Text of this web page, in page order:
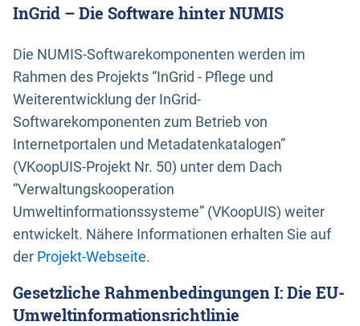
InGrid – Die Software hinter NUMIS
Die NUMIS-Softwarekomponenten werden im
Rahmen des Projekts “InGrid - Pflege und
Weiterentwicklung der InGrid-
Softwarekomponenten zum Betrieb von
Internetportalen und Metadatenkatalogen”
(VKoopUIS-Projekt Nr. 50) unter dem Dach
“Verwaltungskooperation
Umweltinformationssysteme” (VKoopUIS) weiter
entwickelt. Nähere Informationen erhalten Sie auf
der Projekt-Webseite.
Gesetzliche Rahmenbedingungen I: Die EU-
Umweltinformationsrichtlinie